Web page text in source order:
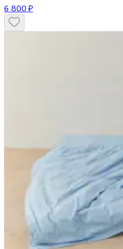
6 800 ₽